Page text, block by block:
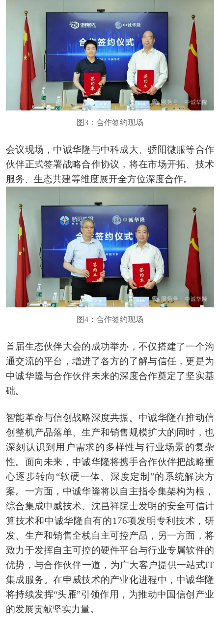
图3：合作签约现场
会议现场，中诚华隆与中科成大、骄阳微服等合作
伙伴正式签署战略合作协议，将在市场开拓、技术
服务、生态共建等维度展开全方位深度合作。
图4：合作签约现场
首届生态伙伴大会的成功举办，不仅搭建了一个沟
通交流的平台，增进了各方的了解与信任，更是为
中诚华隆与合作伙伴未来的深度合作奠定了坚实基
础。
智能革命与信创战略深度共振。中诚华隆在推动信
创整机产品落单、生产和销售规模扩大的同时，也
深刻认识到用户需求的多样性与行业场景的复杂
性。面向未来，中诚华隆将携手合作伙伴把战略重
心逐步转向“软硬一体、深度定制”的系统解决方
案。一方面，中诚华隆将以自主指令集架构为根，
综合集成申威技术、沈昌祥院士发明的安全可信计
算技术和中诚华隆自有的176项发明专利技术，研
发、生产和销售全栈自主可控产品，另一方面，将
致力于发挥自主可控的硬件平台与行业专属软件的
优势，与合作伙伴一道，为广大客户提供一站式IT
集成服务。在申威技术的产业化进程中，中诚华隆
将持续发挥“头雁”引领作用，为推动中国信创产业
的发展贡献坚实力量。